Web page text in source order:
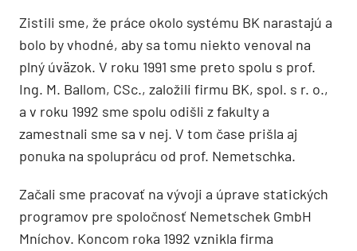
Zistili sme, že práce okolo systému BK narastajú a
bolo by vhodné, aby sa tomu niekto venoval na
plný úväzok. V roku 1991 sme preto spolu s prof.
Ing. M. Ballom, CSc., založili firmu BK, spol. s r. o.,
a v roku 1992 sme spolu odišli z fakulty a
zamestnali sme sa v nej. V tom čase prišla aj
ponuka na spoluprácu od prof. Nemetschka.
Začali sme pracovať na vývoji a úprave statických
programov pre spoločnosť Nemetschek GmbH
Mníchov. Koncom roka 1992 vznikla firma